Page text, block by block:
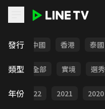
發行
韓國 中國 香港 泰國
類型 全部 實境 選秀
年份 2022 2021 2020